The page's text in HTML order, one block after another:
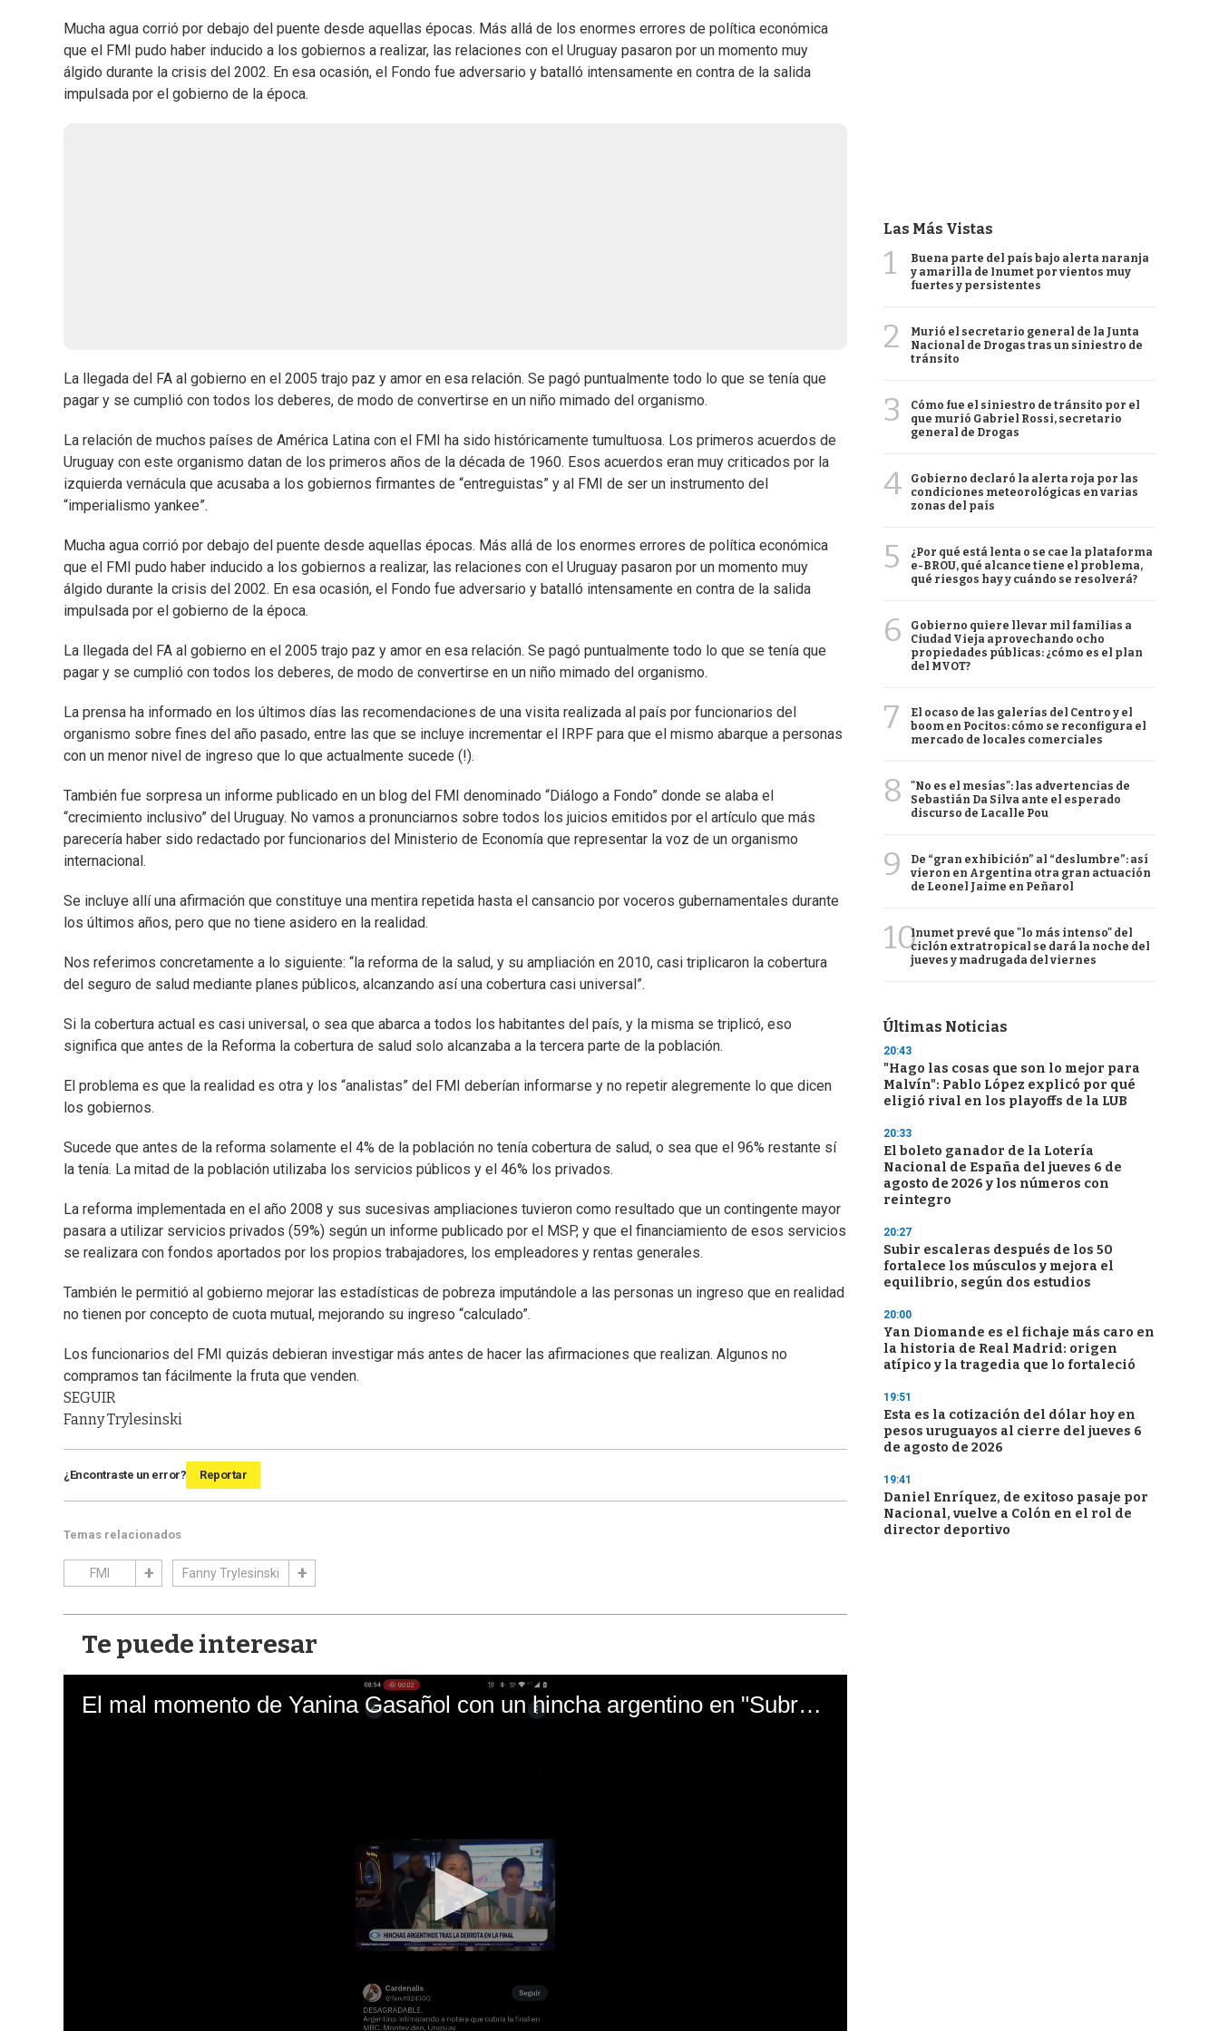
Mucha agua corrió por debajo del puente desde aquellas épocas. Más allá de los enormes errores de política económica
que el FMI pudo haber inducido a los gobiernos a realizar, las relaciones con el Uruguay pasaron por un momento muy
álgido durante la crisis del 2002. En esa ocasión, el Fondo fue adversario y batalló intensamente en contra de la salida
impulsada por el gobierno de la época.
La llegada del FA al gobierno en el 2005 trajo paz y amor en esa relación. Se pagó puntualmente todo lo que se tenía que
pagar y se cumplió con todos los deberes, de modo de convertirse en un niño mimado del organismo.
La relación de muchos países de América Latina con el FMI ha sido históricamente tumultuosa. Los primeros acuerdos de
Uruguay con este organismo datan de los primeros años de la década de 1960. Esos acuerdos eran muy criticados por la
izquierda vernácula que acusaba a los gobiernos firmantes de “entreguistas” y al FMI de ser un instrumento del
“imperialismo yankee”.
Mucha agua corrió por debajo del puente desde aquellas épocas. Más allá de los enormes errores de política económica
que el FMI pudo haber inducido a los gobiernos a realizar, las relaciones con el Uruguay pasaron por un momento muy
álgido durante la crisis del 2002. En esa ocasión, el Fondo fue adversario y batalló intensamente en contra de la salida
impulsada por el gobierno de la época.
La llegada del FA al gobierno en el 2005 trajo paz y amor en esa relación. Se pagó puntualmente todo lo que se tenía que
pagar y se cumplió con todos los deberes, de modo de convertirse en un niño mimado del organismo.
La prensa ha informado en los últimos días las recomendaciones de una visita realizada al país por funcionarios del
organismo sobre fines del año pasado, entre las que se incluye incrementar el IRPF para que el mismo abarque a personas
con un menor nivel de ingreso que lo que actualmente sucede (!).
También fue sorpresa un informe publicado en un blog del FMI denominado “Diálogo a Fondo” donde se alaba el
“crecimiento inclusivo” del Uruguay. No vamos a pronunciarnos sobre todos los juicios emitidos por el artículo que más
parecería haber sido redactado por funcionarios del Ministerio de Economía que representar la voz de un organismo
internacional.
Se incluye allí una afirmación que constituye una mentira repetida hasta el cansancio por voceros gubernamentales durante
los últimos años, pero que no tiene asidero en la realidad.
Nos referimos concretamente a lo siguiente: “la reforma de la salud, y su ampliación en 2010, casi triplicaron la cobertura
del seguro de salud mediante planes públicos, alcanzando así una cobertura casi universal”.
Si la cobertura actual es casi universal, o sea que abarca a todos los habitantes del país, y la misma se triplicó, eso
significa que antes de la Reforma la cobertura de salud solo alcanzaba a la tercera parte de la población.
El problema es que la realidad es otra y los “analistas” del FMI deberían informarse y no repetir alegremente lo que dicen
los gobiernos.
Sucede que antes de la reforma solamente el 4% de la población no tenía cobertura de salud, o sea que el 96% restante sí
la tenía. La mitad de la población utilizaba los servicios públicos y el 46% los privados.
La reforma implementada en el año 2008 y sus sucesivas ampliaciones tuvieron como resultado que un contingente mayor
pasara a utilizar servicios privados (59%) según un informe publicado por el MSP, y que el financiamiento de esos servicios
se realizara con fondos aportados por los propios trabajadores, los empleadores y rentas generales.
También le permitió al gobierno mejorar las estadísticas de pobreza imputándole a las personas un ingreso que en realidad
no tienen por concepto de cuota mutual, mejorando su ingreso “calculado”.
Los funcionarios del FMI quizás debieran investigar más antes de hacer las afirmaciones que realizan. Algunos no
compramos tan fácilmente la fruta que venden.
SEGUIR
Fanny Trylesinski
¿Encontraste un error? Reportar
Temas relacionados
FMI Fanny Trylesinski
Te puede interesar
El mal momento de Yanina Gasañol con un hincha argentino en "Subrayado"
Las Más Vistas
1
Buena parte del país bajo alerta naranja
y amarilla de Inumet por vientos muy
fuertes y persistentes
2
Murió el secretario general de la Junta
Nacional de Drogas tras un siniestro de
tránsito
3
Cómo fue el siniestro de tránsito por el
que murió Gabriel Rossi, secretario
general de Drogas
4
Gobierno declaró la alerta roja por las
condiciones meteorológicas en varias
zonas del país
5
¿Por qué está lenta o se cae la plataforma
e-BROU, qué alcance tiene el problema,
qué riesgos hay y cuándo se resolverá?
6
Gobierno quiere llevar mil familias a
Ciudad Vieja aprovechando ocho
propiedades públicas: ¿cómo es el plan
del MVOT?
7
El ocaso de las galerías del Centro y el
boom en Pocitos: cómo se reconfigura el
mercado de locales comerciales
8
"No es el mesías": las advertencias de
Sebastián Da Silva ante el esperado
discurso de Lacalle Pou
9
De “gran exhibición” al “deslumbre”: así
vieron en Argentina otra gran actuación
de Leonel Jaime en Peñarol
10Inumet prevé que "lo más intenso" del
ciclón extratropical se dará la noche del
jueves y madrugada del viernes
Últimas Noticias
20:43
"Hago las cosas que son lo mejor para
Malvín": Pablo López explicó por qué
eligió rival en los playoffs de la LUB
20:33
El boleto ganador de la Lotería
Nacional de España del jueves 6 de
agosto de 2026 y los números con
reintegro
20:27
Subir escaleras después de los 50
fortalece los músculos y mejora el
equilibrio, según dos estudios
20:00
Yan Diomande es el fichaje más caro en
la historia de Real Madrid: origen
atípico y la tragedia que lo fortaleció
19:51
Esta es la cotización del dólar hoy en
pesos uruguayos al cierre del jueves 6
de agosto de 2026
19:41
Daniel Enríquez, de exitoso pasaje por
Nacional, vuelve a Colón en el rol de
director deportivo